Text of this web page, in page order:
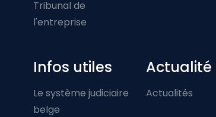
Tribunal de
l'entreprise
Infos utiles
Le système judiciaire
belge
Actualité
Actualités